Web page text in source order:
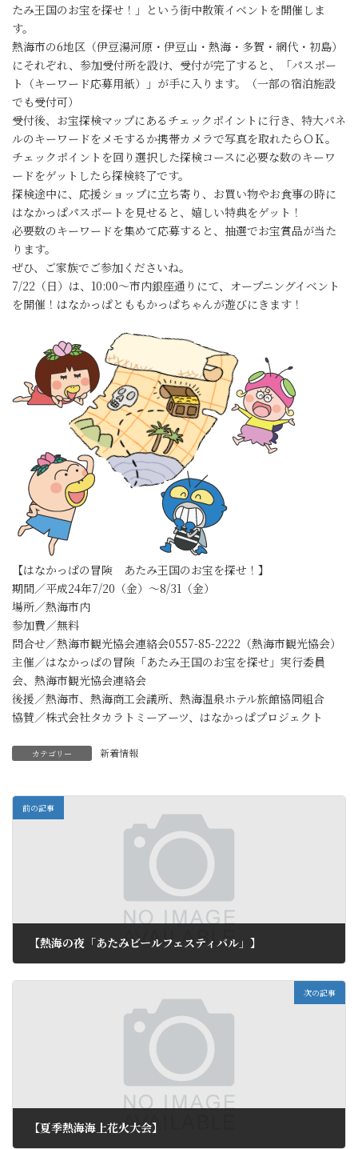
たみ王国のお宝を探せ！」という街中散策イベントを開催しま
す。
熱海市の6地区（伊豆湯河原・伊豆山・熱海・多賀・網代・初島）
にそれぞれ、参加受付所を設け、受付が完了すると、「パスポー
ト（キーワード応募用紙）」が手に入ります。（一部の宿泊施設
でも受付可）
受付後、お宝探検マップにあるチェックポイントに行き、特大パネ
ルのキーワードをメモするか携帯カメラで写真を取れたらＯＫ。
チェックポイントを回り選択した探検コースに必要な数のキーワ
ードをゲットしたら探検終了です。
探検途中に、応援ショップに立ち寄り、お買い物やお食事の時に
はなかっぱパスポートを見せると、嬉しい特典をゲット！
必要数のキーワードを集めて応募すると、抽選でお宝賞品が当た
ります。
ぜひ、ご家族でご参加くださいね。
7/22（日）は、10:00～市内銀座通りにて、オープニングイベント
を開催！はなかっぱとももかっぱちゃんが遊びにきます！
【はなかっぱの冒険 あたみ王国のお宝を探せ！】
期間／平成24年7/20（金）～8/31（金）
場所／熱海市内
参加費／無料
問合せ／熱海市観光協会連絡会0557-85-2222（熱海市観光協会）
主催／はなかっぱの冒険「あたみ王国のお宝を探せ」実行委員
会、熱海市観光協会連絡会
後援／熱海市、熱海商工会議所、熱海温泉ホテル旅館協同組合
協賛／株式会社タカラトミーアーツ、はなかっぱプロジェクト
カテゴリー 新着情報
前の記事
【熱海の夜「あたみビールフェスティバル」】
次の記事
【夏季熱海海上花火大会】